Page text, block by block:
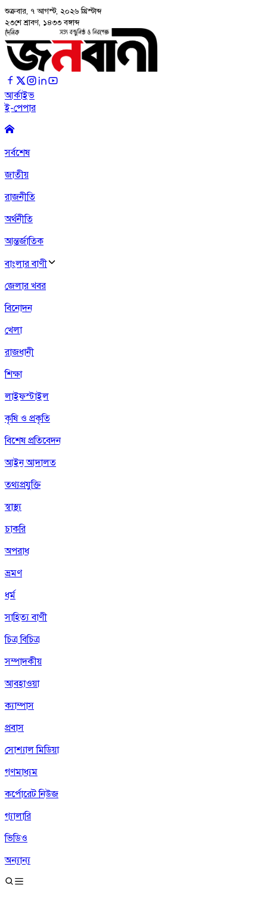
শুক্রবার, ৭ আগস্ট, ২০২৬ খ্রিস্টাব্দ
২৩শে শ্রাবণ, ১৪৩৩ বঙ্গাব্দ
আর্কাইভ
ই-পেপার
সর্বশেষ
জাতীয়
রাজনীতি
অর্থনীতি
আন্তর্জাতিক
বাংলার বাণী
জেলার খবর
বিনোদন
খেলা
রাজধানী
শিক্ষা
লাইফস্টাইল
কৃষি ও প্রকৃতি
বিশেষ প্রতিবেদন
আইন আদালত
তথ্যপ্রযুক্তি
স্বাস্থ্য
চাকরি
অপরাধ
ভ্রমণ
ধর্ম
সাহিত্য বাণী
চিত্র বিচিত্র
সম্পাদকীয়
আবহাওয়া
ক্যাম্পাস
প্রবাস
সোশ্যাল মিডিয়া
গণমাধ্যম
কর্পোরেট নিউজ
গ্যালারি
ভিডিও
অন্যান্য